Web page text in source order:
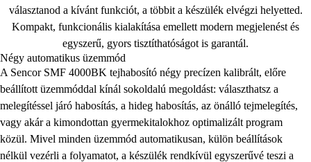
választanod a kívánt funkciót, a többit a készülék elvégzi helyetted.
Kompakt, funkcionális kialakítása emellett modern megjelenést és
egyszerű, gyors tisztíthatóságot is garantál.
Négy automatikus üzemmód
A Sencor SMF 4000BK tejhabosító négy precízen kalibrált, előre
beállított üzemmóddal kínál sokoldalú megoldást: választhatsz a
melegítéssel járó habosítás, a hideg habosítás, az önálló tejmelegítés,
vagy akár a kimondottan gyermekitalokhoz optimalizált program
közül. Mivel minden üzemmód automatikusan, külön beállítások
nélkül vezérli a folyamatot, a készülék rendkívül egyszerűvé teszi a